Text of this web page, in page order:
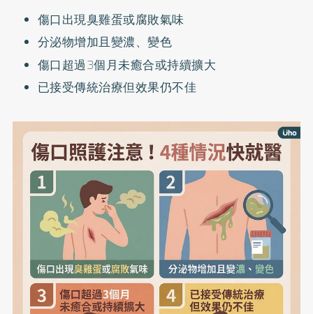
傷口出現臭雞蛋或腐敗氣味
分泌物增加且變濃、變色
傷口超過3個月未癒合或持續擴大
已接受傳統治療但效果仍不佳